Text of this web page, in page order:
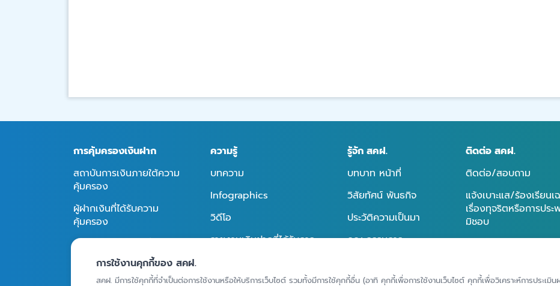
การคุ้มครองเงินฝาก
สถาบันการเงินภายใต้ความ
คุ้มครอง
ผู้ฝากเงินที่ได้รับความ
คุ้มครอง
ผลิตภัณฑ์เงินฝากที่ได้รับ
ความคุ้มครอง
วงเงินคุ้มครอง
ความรู้
บทความ
Infographics
วิดีโอ
รายงานเงินฝากที่ได้รับการ
รู้จัก สคฝ.
บทบาท หน้าที่
วิสัยทัศน์ พันธกิจ
ประวัติความเป็นมา
คณะกรรมการ
ติดต่อ สคฝ.
ติดต่อ/สอบถาม
แจ้งเบาะแส/ร้องเรียนเ
เรื่องทุจริตหรือการประ
มิชอบ
แจ้งเหตุละเมิดข้อมูลส่
การใช้งานคุกกี้ของ สคฝ.
สคฝ. มีการใช้คุกกี้ที่จำเป็นต่อการใช้งานหรือให้บริการเว็บไซต์ รวมทั้งมีการใช้คุกกี้อื่น (อาทิ คุกกี้เพื่อการใช้งานเว็บไซต์ คุกกี้เพื่อวิเคราะห์การประเ